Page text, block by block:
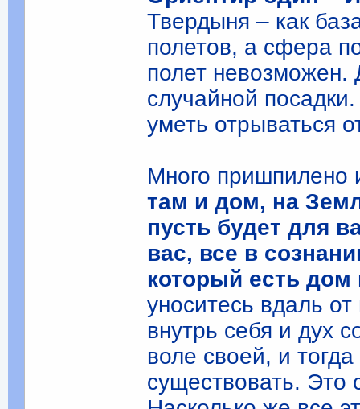
Твердыня – как
полетов, а сфера
полет
случайной
уметь отрываться
Много пришпилено
там и дом, на
пусть будет для
вас, все в
который есть дом
уноситесь вдаль
внутрь себя и дух
воле своей, и
существовать. Это